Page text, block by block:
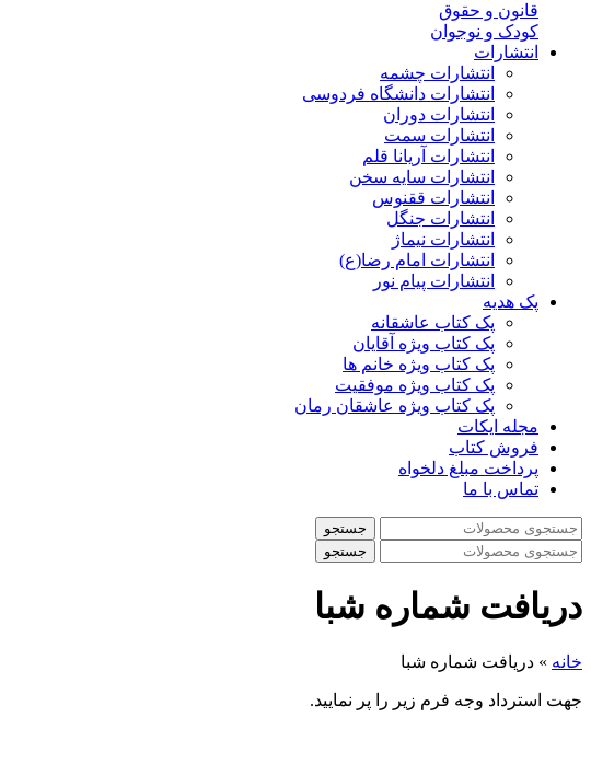
قانون و حقوق
کودک و نوجوان
انتشارات
انتشارات چشمه
انتشارات دانشگاه فردوسی
انتشارات دوران
انتشارات سمت
انتشارات آریانا قلم
انتشارات سایه سخن
انتشارات ققنوس
انتشارات جنگل
انتشارات نیماژ
انتشارات امام رضا(ع)
انتشارات پیام نور
پک هدیه
پک کتاب عاشقانه
پک کتاب ویژه آقایان
پک کتاب ویژه خانم ها
پک کتاب ویژه موفقیت
پک کتاب ویژه عاشقان رمان
مجله ایکات
فروش کتاب
پرداخت مبلغ دلخواه
تماس با ما
جستجو
جستجو
دریافت شماره شبا
خانه » دریافت شماره شبا
جهت استرداد وجه فرم زیر را پر نمایید.